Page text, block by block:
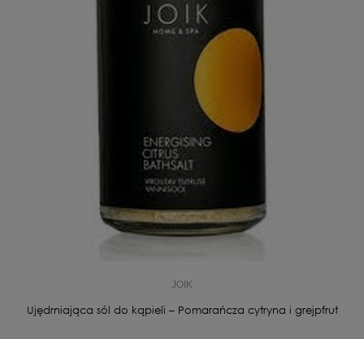
JOIK
Ujędrniająca sól do kąpieli – Pomarańcza cytryna i grejpfrut